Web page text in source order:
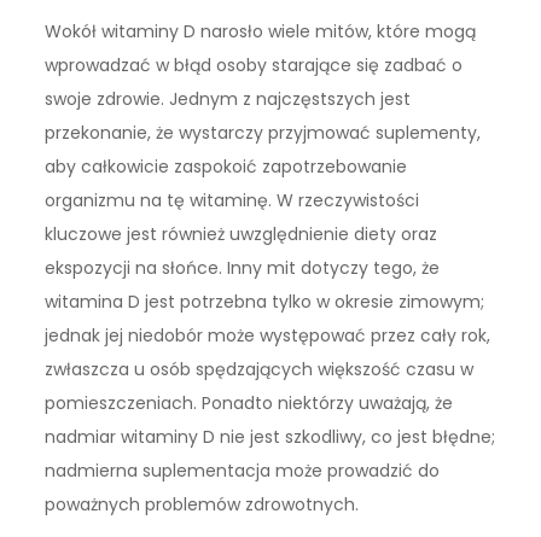
Wokół witaminy D narosło wiele mitów, które mogą
wprowadzać w błąd osoby starające się zadbać o
swoje zdrowie. Jednym z najczęstszych jest
przekonanie, że wystarczy przyjmować suplementy,
aby całkowicie zaspokoić zapotrzebowanie
organizmu na tę witaminę. W rzeczywistości
kluczowe jest również uwzględnienie diety oraz
ekspozycji na słońce. Inny mit dotyczy tego, że
witamina D jest potrzebna tylko w okresie zimowym;
jednak jej niedobór może występować przez cały rok,
zwłaszcza u osób spędzających większość czasu w
pomieszczeniach. Ponadto niektórzy uważają, że
nadmiar witaminy D nie jest szkodliwy, co jest błędne;
nadmierna suplementacja może prowadzić do
poważnych problemów zdrowotnych.